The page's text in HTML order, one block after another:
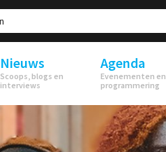
Nieuws
Scoops, blogs en
interviews
Agenda
Evenementen en
programmering